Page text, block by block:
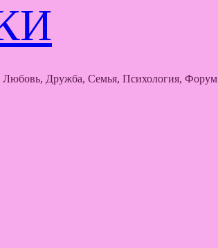
Дружба, Семья, Психология, Форум